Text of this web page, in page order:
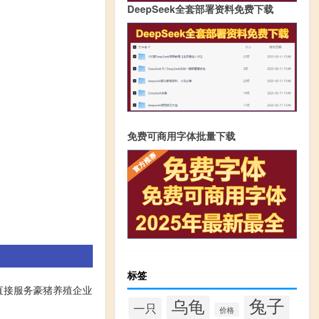
服务豪猪养殖企业
DeepSeek全套部署资料免费下载
免费可商用字体批量下载
标签
一只 乌龟 价格 兔子